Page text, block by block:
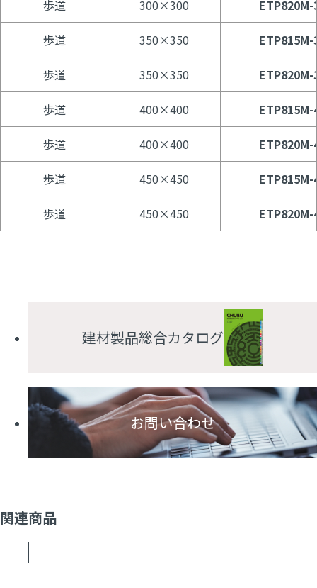
歩道 300×300
歩道 350×350
歩道 350×350
歩道 400×400
歩道 400×400
歩道 450×450
歩道 450×450
建材製品総合カタログ
お問い合わせ
関連商品